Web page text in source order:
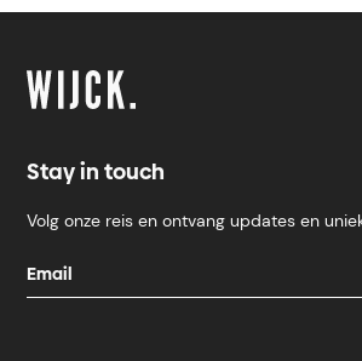
Stay in touch
Volg onze reis en ontvang updates en